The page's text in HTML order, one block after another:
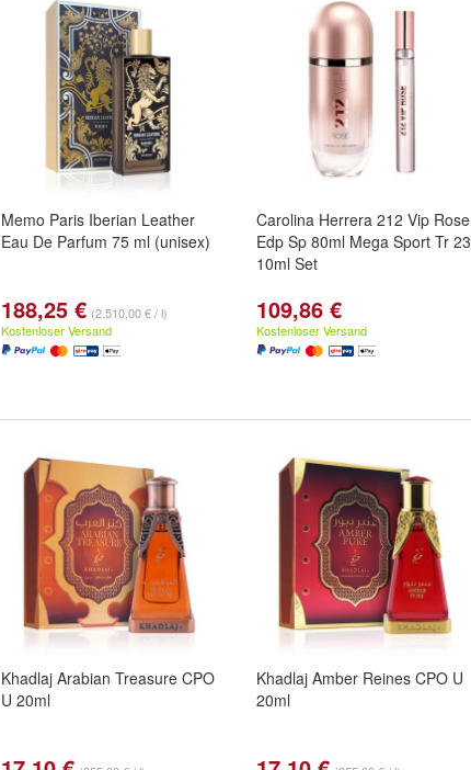
Memo Paris Iberian Leather
Eau De Parfum 75 ml (unisex)
188,25 € (2.510,00 € / l)
Kostenloser Versand
Carolina Herrera 212 Vip Rose
Edp Sp 80ml Mega Sport Tr 23
10ml Set
109,86 €
Kostenloser Versand
Khadlaj Arabian Treasure CPO
U 20ml
Khadlaj Amber Reines CPO U
20ml